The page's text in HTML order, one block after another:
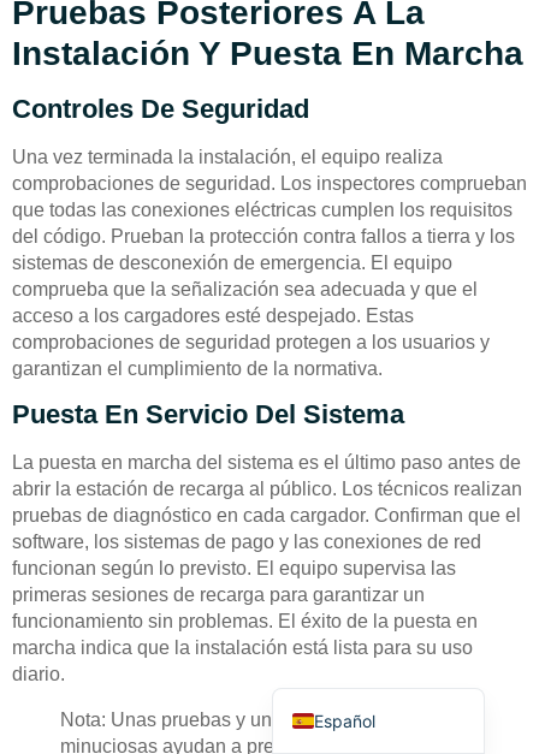
Pruebas Posteriores A La
Instalación Y Puesta En Marcha
Controles De Seguridad
Una vez terminada la instalación, el equipo realiza
comprobaciones de seguridad. Los inspectores comprueban
que todas las conexiones eléctricas cumplen los requisitos
del código. Prueban la protección contra fallos a tierra y los
sistemas de desconexión de emergencia. El equipo
comprueba que la señalización sea adecuada y que el
acceso a los cargadores esté despejado. Estas
comprobaciones de seguridad protegen a los usuarios y
garantizan el cumplimiento de la normativa.
Puesta En Servicio Del Sistema
La puesta en marcha del sistema es el último paso antes de
abrir la estación de recarga al público. Los técnicos realizan
pruebas de diagnóstico en cada cargador. Confirman que el
software, los sistemas de pago y las conexiones de red
funcionan según lo previsto. El equipo supervisa las
primeras sesiones de recarga para garantizar un
funcionamiento sin problemas. El éxito de la puesta en
marcha indica que la instalación está lista para su uso
diario.
Nota: Unas pruebas y una puesta en marcha
minuciosas ayudan a prevenir futuros problemas
Español
Português
Русский
Français
العربية
Türkçe
Deutsch